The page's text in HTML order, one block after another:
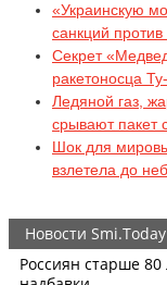
«Украинскую
санкций против
Секрет
ракетоносца
Ледяной газ,
срывают пакет
Шок для
взлетела до